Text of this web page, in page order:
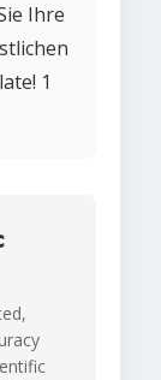
Ihre
1